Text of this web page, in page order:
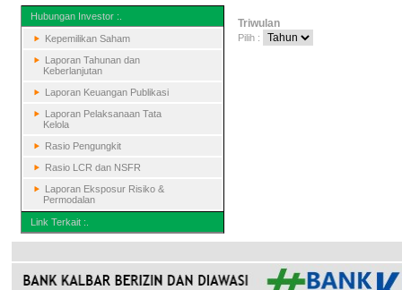
Hubungan Investor :.
Kepemilikan Saham
Laporan Tahunan dan
Keberlanjutan
Laporan Keuangan Publikasi
Laporan Pelaksanaan Tata
Kelola
Rasio Pengungkit
Rasio LCR dan NSFR
Laporan Eksposur Risiko &
Permodalan
Link Terkait :.
Triwulan
Pilih :